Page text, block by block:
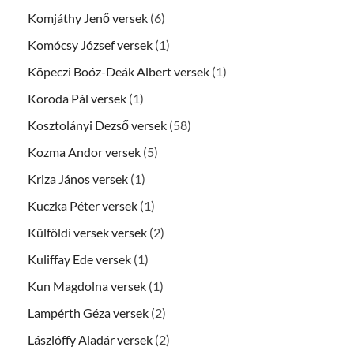
Komjáthy Jenő versek (6)
Komócsy József versek (1)
Köpeczi Boóz-Deák Albert versek (1)
Koroda Pál versek (1)
Kosztolányi Dezső versek (58)
Kozma Andor versek (5)
Kriza János versek (1)
Kuczka Péter versek (1)
Külföldi versek versek (2)
Kuliffay Ede versek (1)
Kun Magdolna versek (1)
Lampérth Géza versek (2)
Lászlóffy Aladár versek (2)